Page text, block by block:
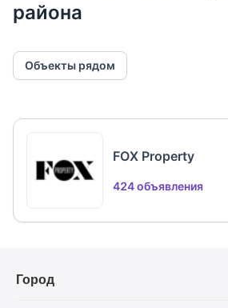
района
Объекты рядом
FOX Property
424 объявления
Город